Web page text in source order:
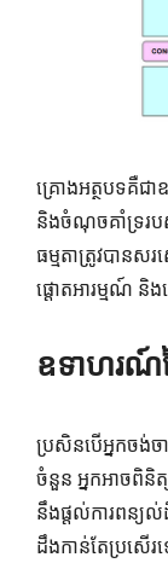
គ្រោងអត្ថបទគឺជ
និងចំណុចគាំទ្ររប
ធម្មតា​ត្រូវ​បាន​ស
ផ្តោត​អារម្មណ៍ និង​
ឧទាហរណ៍
ប្រសិនបើ​អ្នក​ចង់​
ចំនួន អ្នកអាច​ពិ
នឹងផ្តល់ការពន្យ
ដឹងកាន់តែប្រសើរ